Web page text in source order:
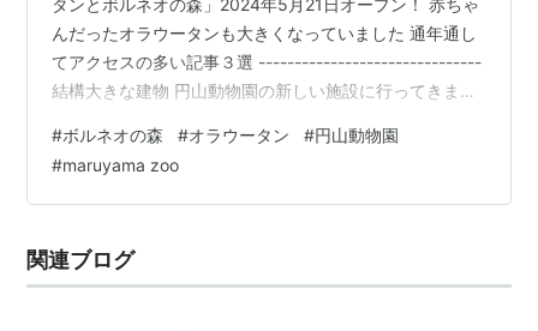
タンとボルネオの森」2024年5月21日オープン！ 赤ちゃ
んだったオラウータンも大きくなっていました 通年通し
てアクセスの多い記事３選 -------------------------------
結構大きな建物 円山動物園の新しい施設に行ってきまし
ルネオの森」2024年5月21日オープン！
www.city.sapporo.jp youtu.be youtu.be スコールも降る
し、何より天井が高くて驚きました。 赤ちゃんだったオ
#ボルネオの森 #オラウータン #円山動物園
#maruyama zoo
関連ブログ